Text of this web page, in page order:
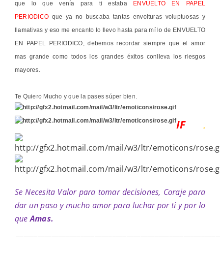
que lo que venía para ti estaba
ENVUELTO EN PAPEL
PERIODICO que ya no buscaba tantas envolturas voluptuosas y
llamativas y eso me encanto lo llevo hasta para mí lo de ENVUELTO
EN PAPEL PERIODICO, debemos recordar siempre que el amor
mas grande como todos los grandes éxitos conlleva los riesgos
mayores.
Te Quiero Mucho y que la pases súper bien.
IF .
Se Necesita Valor para tomar decisiones, Coraje para
dar un paso y mucho amor para luchar por ti y por lo
que Amas.